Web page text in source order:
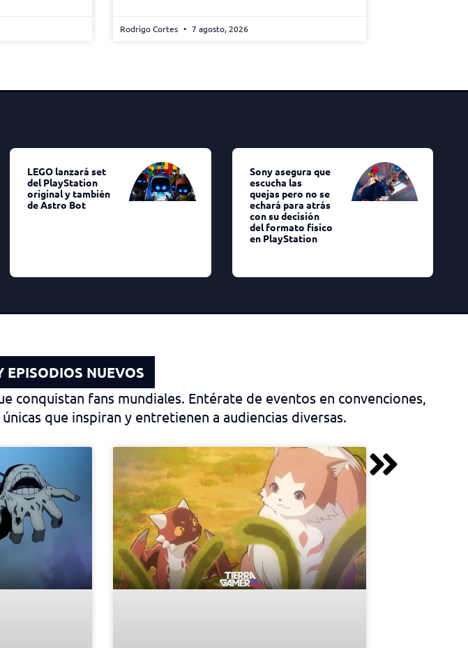
Rodrigo Cortes 7 agosto, 2026
LEGO lanzará set
del PlayStation
original y también
de Astro Bot
Sony asegura que
escucha las
quejas pero no se
echará para atrás
con su decisión
del formato físico
en PlayStation
EPISODIOS NUEVOS
conquistan fans mundiales. Entérate de eventos en convenciones,
que inspiran y entretienen a audiencias diversas.